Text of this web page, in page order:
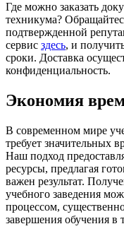
Где можно заказать
техникума?
подтвержденной
сервис здесь, и
сроки. Доставка
конфиденциальность.
Экономия
В современном мире
требует значительных
Наш подход
ресурсы, предлагая
важен результат.
учебного заведения
процессом,
завершения обучения